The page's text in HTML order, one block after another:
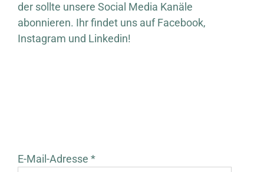
der sollte unsere Social Media Kanäle
abonnieren. Ihr findet uns auf Facebook,
Instagram und Linkedin!
E-Mail-Adresse *